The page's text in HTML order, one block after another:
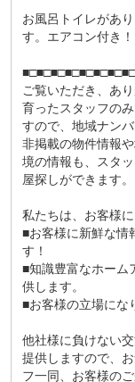
お風呂トイレがあ
す。エアコン付き！
ご覧いただき、あ
育ったスタッフの
すので、地域ナン
非掲載の物件情報
境の情報も、スタ
屋探しができます。
私たちは、お客様
■お客様に新鮮な情
す！
■知識豊富なホーム
供します。
■お客様の立場にな
他社様に負けない
提供しますので、
フ一同、お客様の